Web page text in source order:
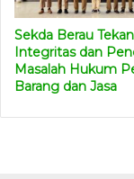
Kaltim.
Samarinda,”
Sekda Berau
Integritas dan
Masalah Hukum
Barang dan Jasa